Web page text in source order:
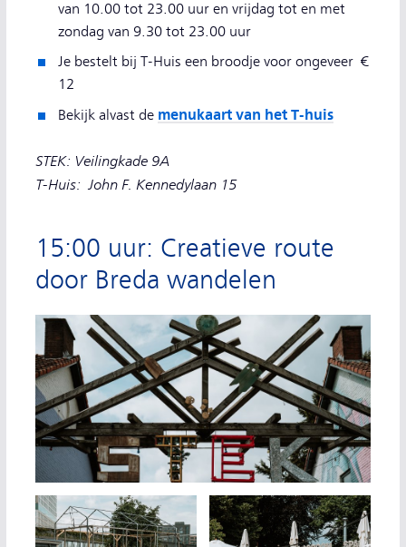
van 10.00 tot 23.00 uur en vrijdag tot en met
zondag van 9.30 tot 23.00 uur
Je bestelt bij T-Huis een broodje voor ongeveer €
12
Bekijk alvast de menukaart van het T-huis
STEK: Veilingkade 9A
T-Huis: John F. Kennedylaan 15
15:00 uur: Creatieve route
door Breda wandelen